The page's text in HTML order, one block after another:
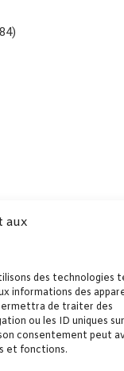
aux
des technologies
informations des
de traiter des
ou les ID uniques
consentement peut
et fonctions.